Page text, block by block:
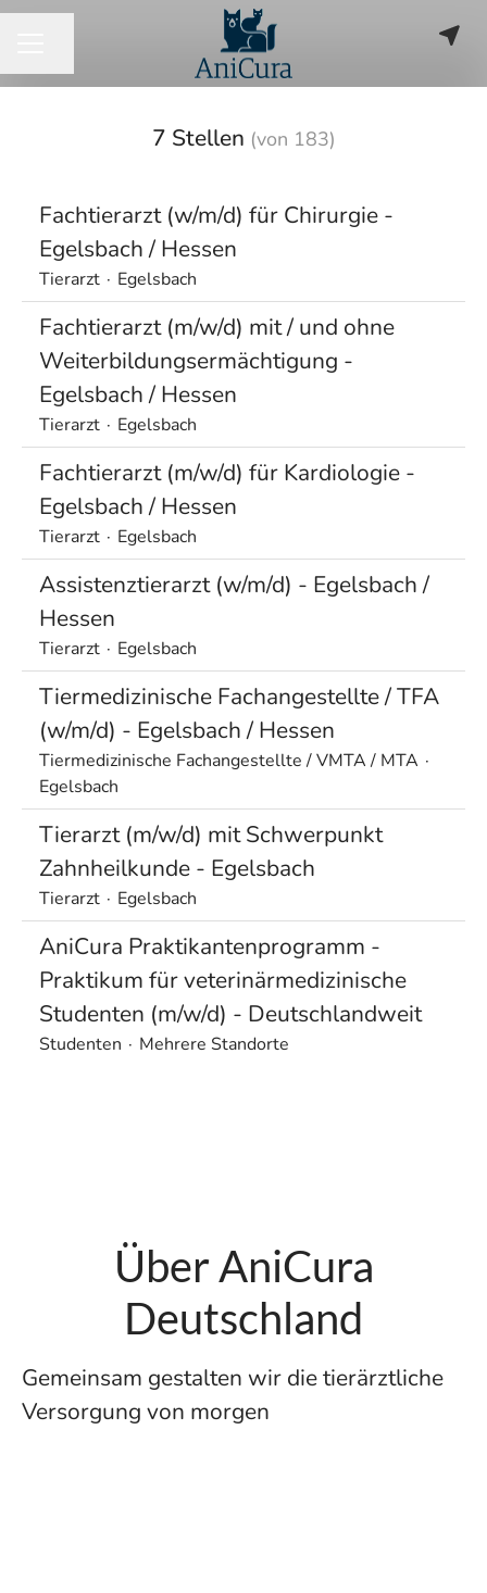
7 Stellen (von 183)
Fachtierarzt (w/m/d) für Chirurgie -
Egelsbach / Hessen
Tierarzt · Egelsbach
Fachtierarzt (m/w/d) mit / und ohne
Weiterbildungsermächtigung -
Egelsbach / Hessen
Tierarzt · Egelsbach
Fachtierarzt (m/w/d) für Kardiologie -
Egelsbach / Hessen
Tierarzt · Egelsbach
Assistenztierarzt (w/m/d) - Egelsbach /
Hessen
Tierarzt · Egelsbach
Tiermedizinische Fachangestellte / TFA
(w/m/d) - Egelsbach / Hessen
Tiermedizinische Fachangestellte / VMTA / MTA ·
Egelsbach
Tierarzt (m/w/d) mit Schwerpunkt
Zahnheilkunde - Egelsbach
Tierarzt · Egelsbach
AniCura Praktikantenprogramm -
Praktikum für veterinärmedizinische
Studenten (m/w/d) - Deutschlandweit
Studenten · Mehrere Standorte
Über AniCura
Deutschland
Gemeinsam gestalten wir die tierärztliche
Versorgung von morgen